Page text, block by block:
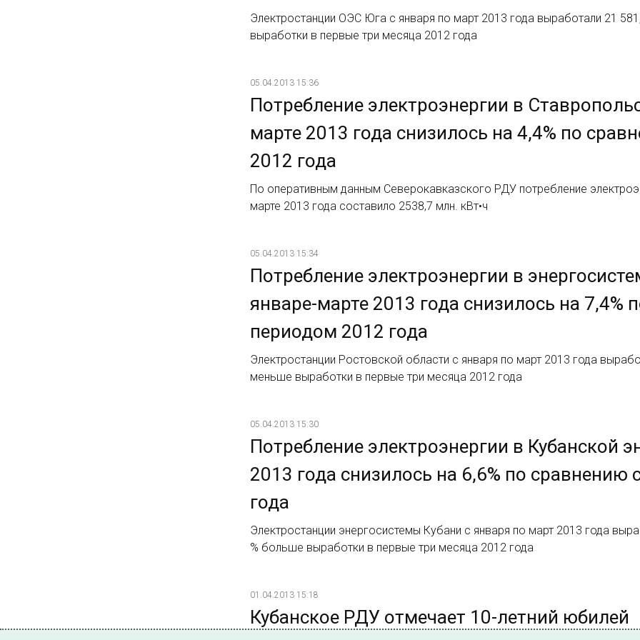
Электростанции ОЭС Юга с января по март 2013 года выработали 21
выработки в первые три месяца 2012 года
05.04.2013 15:36
Потребление электроэнергии в
марте 2013 года снизилось на 4,4% по
2012 года
По оперативным данным Северокавказского РДУ потребление
марте 2013 года составило 2538,7 млн. кВт•ч
05.04.2013 15:34
Потребление электроэнергии в
январе-марте 2013 года снизилось на
периодом 2012 года
Электростанции Ростовской области с января по март 2013 года
меньше выработки в первые три месяца 2012 года
05.04.2013 15:30
Потребление электроэнергии в Кубанской
2013 года снизилось на 6,6% по
года
Электростанции энергосистемы Кубани с января по март 2013 года
% больше выработки в первые три месяца 2012 года
01.04.2013 15:18
Кубанское РДУ отмечает 10-летний юбилей